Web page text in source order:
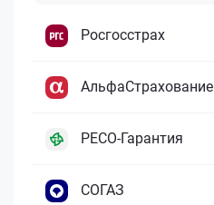
Росгосстрах
АльфаСтрахование
РЕСО-Гарантия
СОГАЗ